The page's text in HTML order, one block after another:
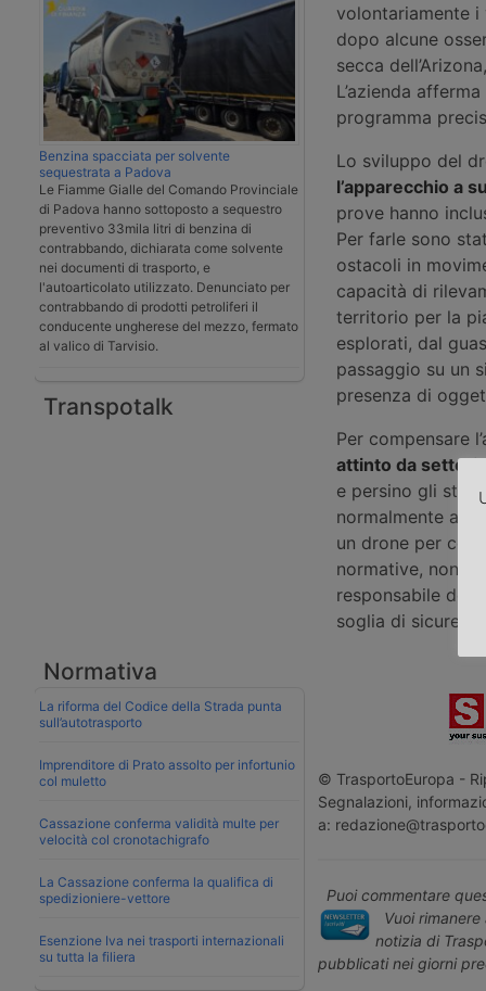
Benzina spacciata per solvente
sequestrata a Padova
Le Fiamme Gialle del Comando Provinciale
di Padova hanno sottoposto a sequestro
preventivo 33mila litri di benzina di
contrabbando, dichiarata come solvente
nei documenti di trasporto, e
l'autoarticolato utilizzato. Denunciato per
contrabbando di prodotti petroliferi il
conducente ungherese del mezzo, fermato
al valico di Tarvisio.
Transpotalk
Normativa
La riforma del Codice della Strada punta
sull’autotrasporto
Imprenditore di Prato assolto per infortunio
col muletto
Cassazione conferma validità multe per
velocità col cronotachigrafo
La Cassazione conferma la qualifica di
spedizioniere-vettore
Esenzione Iva nei trasporti internazionali
su tutta la filiera
volontariamente
dopo alcune
secca
L’azienda
programma
Lo sviluppo del
l’apparecchio a
prove hanno
Per farle sono
ostacoli in
capacità di
territorio per la
esplorati, dal
passaggio su un
presenza di
Per compensare
attinto da settori
e persino gli
normalmente
un drone per
normative, non
responsabile
soglia di
© TrasportoEuropa -
Segnalazioni,
a:
Puoi commentare
Vuoi
notizia di
pubblicati nei giorni